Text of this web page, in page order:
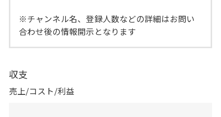
※チャンネル名、登録人数などの詳細はお問い
合わせ後の情報開示となります
収支
売上/コスト/利益